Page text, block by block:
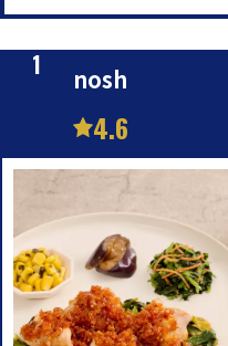
nosh
4.6